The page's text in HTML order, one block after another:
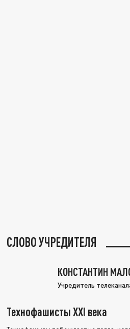
СЛОВО УЧРЕДИТЕЛЯ
КОНСТАНТИН
Учредитель
Технофашисты XXI века